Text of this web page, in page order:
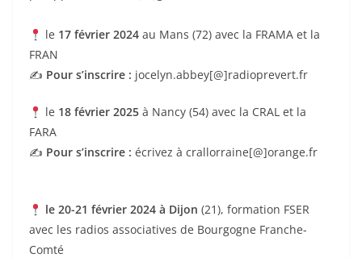
le 17 février 2024au Mans (72) avec la FRAMA et la
FRAN
✍️ Pour s’inscrire : jocelyn.abbey[@]radioprevert.fr
le 18 février 2025à Nancy (54) avec la CRAL et la
FARA
✍️ Pour s’inscrire : écrivez à crallorraine[@]orange.fr
le 20-21 février 2024 à Dijon (21), formation FSER
avec les radios associatives de Bourgogne Franche-
Comté